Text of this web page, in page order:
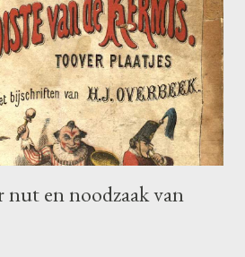
nut en noodzaak van